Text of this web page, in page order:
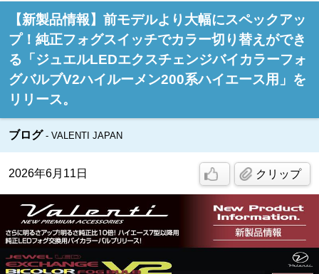
【新製品情報】前モデルより大幅にスペックアッ
プ！純正フォグスイッチでカラー切り替えができ
る「ジュエルLEDエクスチェンジバイカラーフォ
グバルブV2ハイルーメン200系ハイエース用」を
リリース。
ブログ VALENTI JAPAN
2026年6月11日 クリップ